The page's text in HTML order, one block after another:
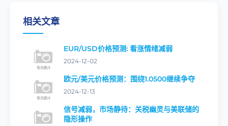
相关文章
EUR/USD价格预测: 看涨情绪减弱
2024-12-02
欧元/美元价格预测：围绕1.0500继续争夺
2024-12-13
信号减弱，市场静待：关税幽灵与美联储的
隐形操作